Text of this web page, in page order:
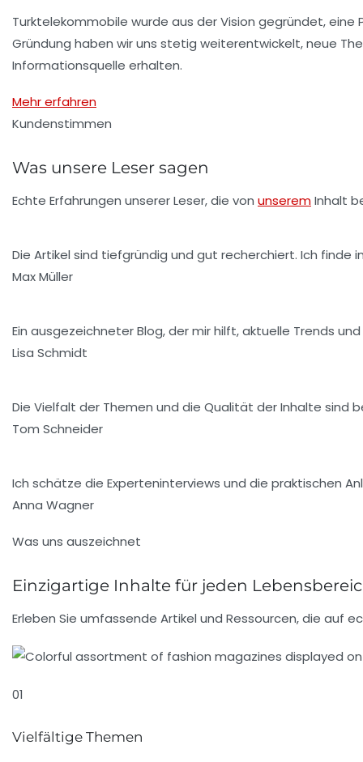
Turktelekommobile wurde aus der Vision gegründet,
Gründung haben wir uns stetig weiterentwickelt, neue
Informationsquelle erhalten.
Mehr erfahren
Kundenstimmen
Was unsere Leser sagen
Echte Erfahrungen unserer Leser, die von unseremInhalt
Die Artikel sind tiefgründig und gut recherchiert. Ich finde
Max Müller
Ein ausgezeichneter Blog, der mir hilft, aktuelle Trends
Lisa Schmidt
Die Vielfalt der Themen und die Qualität der Inhalte sind
Tom Schneider
Ich schätze die Experteninterviews und die praktischen
Anna Wagner
Was uns auszeichnet
Einzigartige Inhalte für jeden
Erleben Sie umfassende Artikel und Ressourcen, die auf
01
Vielfältige Themen